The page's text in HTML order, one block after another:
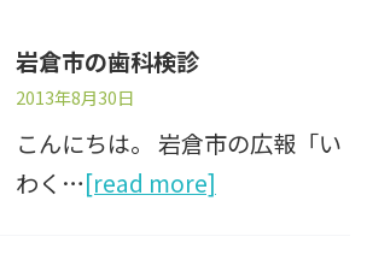
岩倉市の歯科検診
2013年8月30日
こんにちは。 岩倉市の広報「い
わく…[read more]